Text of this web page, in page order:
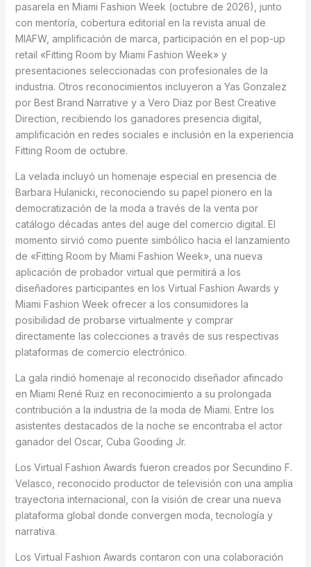
pasarela en Miami Fashion Week (octubre de 2026), junto
con mentoría, cobertura editorial en la revista anual de
MIAFW, amplificación de marca, participación en el pop-up
retail «Fitting Room by Miami Fashion Week» y
presentaciones seleccionadas con profesionales de la
industria. Otros reconocimientos incluyeron a Yas Gonzalez
por Best Brand Narrative y a Vero Diaz por Best Creative
Direction, recibiendo los ganadores presencia digital,
amplificación en redes sociales e inclusión en la experiencia
Fitting Room de octubre.
La velada incluyó un homenaje especial en presencia de
Barbara Hulanicki, reconociendo su papel pionero en la
democratización de la moda a través de la venta por
catálogo décadas antes del auge del comercio digital. El
momento sirvió como puente simbólico hacia el lanzamiento
de «Fitting Room by Miami Fashion Week», una nueva
aplicación de probador virtual que permitirá a los
diseñadores participantes en los Virtual Fashion Awards y
Miami Fashion Week ofrecer a los consumidores la
posibilidad de probarse virtualmente y comprar
directamente las colecciones a través de sus respectivas
plataformas de comercio electrónico.
La gala rindió homenaje al reconocido diseñador afincado
en Miami René Ruiz en reconocimiento a su prolongada
contribución a la industria de la moda de Miami. Entre los
asistentes destacados de la noche se encontraba el actor
ganador del Oscar, Cuba Gooding Jr.
Los Virtual Fashion Awards fueron creados por Secundino F.
Velasco, reconocido productor de televisión con una amplia
trayectoria internacional, con la visión de crear una nueva
plataforma global donde convergen moda, tecnología y
narrativa.
Los Virtual Fashion Awards contaron con una colaboración